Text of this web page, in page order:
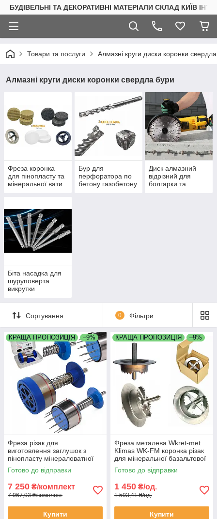
БУДІВЕЛЬНІ ТА ДЕКОРАТИВНІ МАТЕРІАЛИ СКЛАД КИЇВ
Товари та послуги Алмазні круги диски коронки
Алмазні круги диски коронки свердла бури
Фреза коронка
для пінопласту та
мінеральної вати
Бур для
перфоратора по
бетону газобетону
Диск алмазний
відрізний для
болгарки та
Біта насадка для
шуруповерта
викрутки
Сортування 0 Фільтри
КРАЩА ПРОПОЗИЦІЯ –9%
Фреза різак для
виготовлення заглушок з
пінопласту мінераловатної
вати під дюбелі при
утепленні фасаду
Готово до відправки
7 250 ₴/комплект
7 967,03 ₴/комплект
Купити
КРАЩА ПРОПОЗИЦІЯ –9%
Фреза металева Wkret-met
Klimas WK-FM коронка різак
для мінеральної базальтової
вати система утеплення
фасаду під заглушку
Готово до відправки
1 450 ₴/од.
1 593,41 ₴/од.
Купити